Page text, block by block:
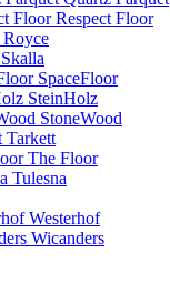
Respect Floor
Royce
Skalla
SpaceFloor
SteinHolz
StoneWood
Tarkett
The Floor
Tulesna
Westerhof
Wicanders